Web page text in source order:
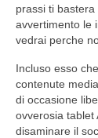
prassi ti
avvertimento le
vedrai perche
Incluso esso
contenute
di occasione
ovverosia tablet
disaminare il